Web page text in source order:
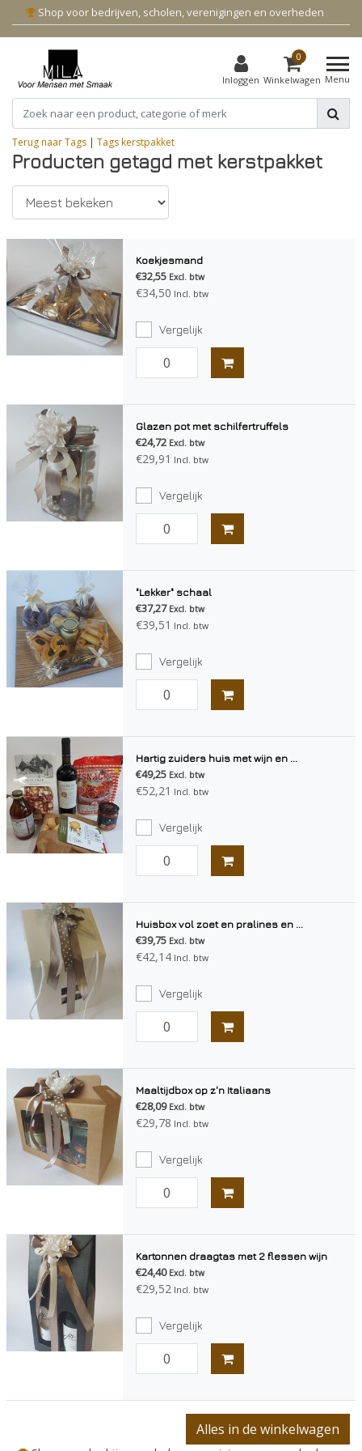
Shop voor bedrijven, scholen, verenigingen en overheden
Inloggen
0
Winkelwagen Menu
Terug naar Tags | Tagskerstpakket
Producten getagd met kerstpakket
Koekjesmand
€32,55 Excl. btw
€34,50 Incl. btw
Vergelijk
Glazen pot met schilfertruffels
€24,72 Excl. btw
€29,91 Incl. btw
Vergelijk
"Lekker" schaal
€37,27 Excl. btw
€39,51 Incl. btw
Vergelijk
Hartig zuiders huis met wijn en ...
€49,25 Excl. btw
€52,21 Incl. btw
Vergelijk
Huisbox vol zoet en pralines en ...
€39,75 Excl. btw
€42,14 Incl. btw
Vergelijk
Maaltijdbox op z'n Italiaans
€28,09 Excl. btw
€29,78 Incl. btw
Vergelijk
Kartonnen draagtas met 2 flessen wijn
€24,40 Excl. btw
€29,52 Incl. btw
Vergelijk
Alles in de winkelwagen